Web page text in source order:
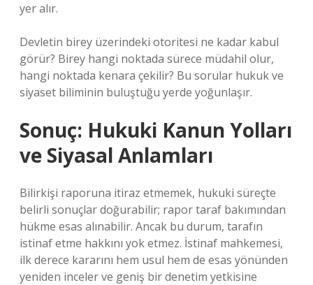
yer alır.
Devletin birey üzerindeki otoritesi ne kadar kabul
görür? Birey hangi noktada sürece müdahil olur,
hangi noktada kenara çekilir? Bu sorular hukuk ve
siyaset biliminin buluştuğu yerde yoğunlaşır.
Sonuç: Hukuki Kanun Yolları
ve Siyasal Anlamları
Bilirkişi raporuna itiraz etmemek, hukuki süreçte
belirli sonuçlar doğurabilir; rapor taraf bakımından
hükme esas alınabilir. Ancak bu durum, tarafın
istinaf etme hakkını yok etmez. İstinaf mahkemesi,
ilk derece kararını hem usul hem de esas yönünden
yeniden inceler ve geniş bir denetim yetkisine